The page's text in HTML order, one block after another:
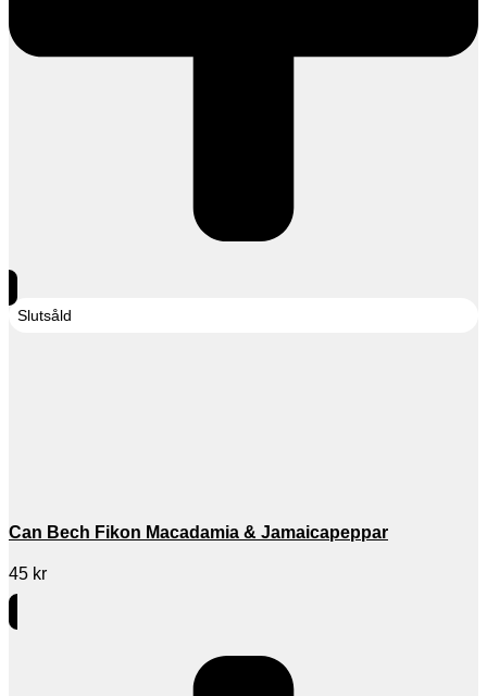
Slutsåld
Can Bech Fikon Macadamia & Jamaicapeppar
45 kr